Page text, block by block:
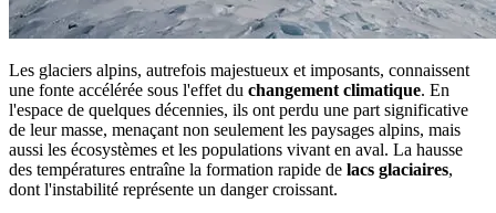
Les glaciers alpins, autrefois majestueux et imposants, connaissent
une fonte accélérée sous l'effet du changement climatique. En
l'espace de quelques décennies, ils ont perdu une part significative
de leur masse, menaçant non seulement les paysages alpins, mais
aussi les écosystèmes et les populations vivant en aval. La hausse
des températures entraîne la formation rapide de lacs glaciaires,
dont l'instabilité représente un danger croissant.